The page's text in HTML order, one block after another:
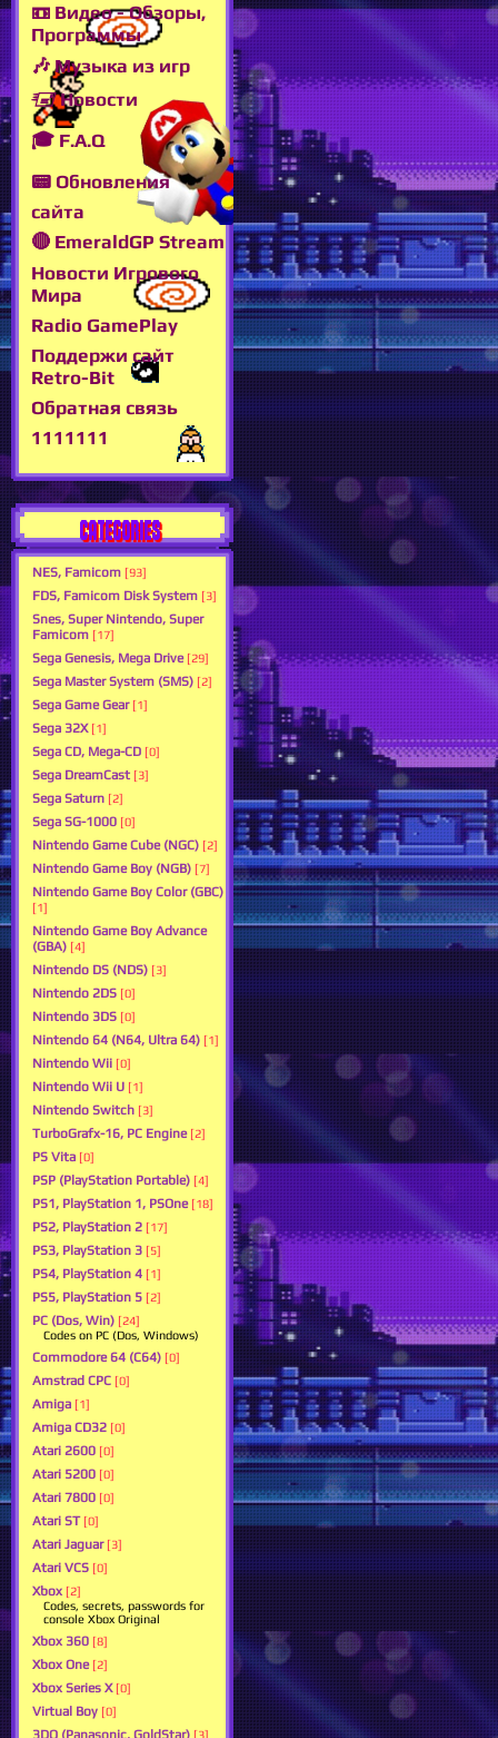
📼 Видео - Обзоры,
Программы
🎶 Музыка из игр
🖅 Новости
🎓 F.A.Q
📟 Обновления
сайта
🔴 EmeraldGP Stream
Новости Игрового
Мира
Radio GamePlay
Поддержи сайт
Retro-Bit
Обратная связь
1111111
CATEGORIES
NES, Famicom [93]
FDS, Famicom Disk System [3]
Snes, Super Nintendo, Super
Famicom [17]
Sega Genesis, Mega Drive [29]
Sega Master System (SMS) [2]
Sega Game Gear [1]
Sega 32X [1]
Sega CD, Mega-CD [0]
Sega DreamCast [3]
Sega Saturn [2]
Sega SG-1000 [0]
Nintendo Game Cube (NGC) [2]
Nintendo Game Boy (NGB) [7]
Nintendo Game Boy Color (GBC)
[1]
Nintendo Game Boy Advance
(GBA) [4]
Nintendo DS (NDS) [3]
Nintendo 2DS [0]
Nintendo 3DS [0]
Nintendo 64 (N64, Ultra 64) [1]
Nintendo Wii [0]
Nintendo Wii U [1]
Nintendo Switch [3]
TurboGrafx-16, PC Engine [2]
PS Vita [0]
PSP (PlayStation Portable) [4]
PS1, PlayStation 1, PSOne [18]
PS2, PlayStation 2 [17]
PS3, PlayStation 3 [5]
PS4, PlayStation 4 [1]
PS5, PlayStation 5 [2]
PC (Dos, Win) [24]
Codes on PC (Dos, Windows)
Commodore 64 (C64) [0]
Amstrad CPC [0]
Amiga [1]
Amiga CD32 [0]
Atari 2600 [0]
Atari 5200 [0]
Atari 7800 [0]
Atari ST [0]
Atari Jaguar [3]
Atari VCS [0]
Xbox [2]
Codes, secrets, passwords for
console Xbox Original
Xbox 360 [8]
Xbox One [2]
Xbox Series X [0]
Virtual Boy [0]
3DO (Panasonic, GoldStar) [3]